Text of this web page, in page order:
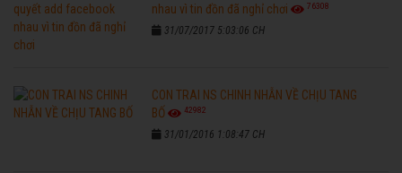
nhau vì tin đồn đã nghỉ chơi
76308
31/07/2017 5:03:06 CH
CON TRAI NS CHINH NHẪN VỀ CHỊU TANG
BỐ
42982
31/01/2016 1:08:47 CH